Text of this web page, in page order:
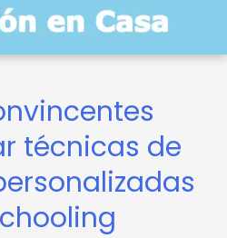
técnicas de